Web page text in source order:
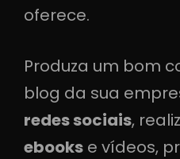
oferece.
Produza um bom
blog da sua
redes sociais,
ebooks e vídeos,